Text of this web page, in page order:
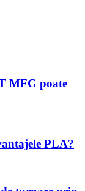
MFG poate
PLA?